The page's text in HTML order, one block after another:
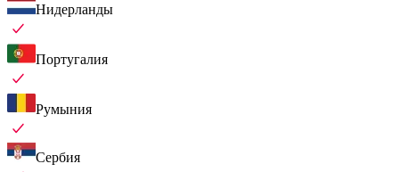
Нидерланды
Португалия
Румыния
Сербия